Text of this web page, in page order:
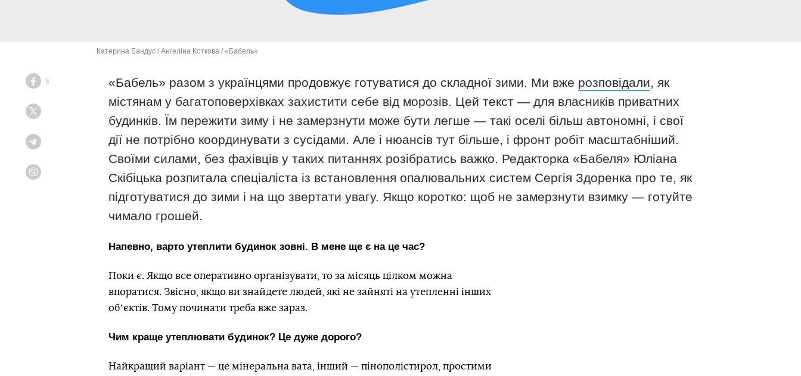
Катерина Бандус / Ангеліна Коткова / «Бабель»
Facebook
6 «Бабель» разом з українцями продовжує готуватися до складної зими. Ми вже розповідали, як
містянам у багатоповерхівках захистити себе від морозів. Цей текст — для власників приватних
будинків. Їм пережити зиму і не замерзнути може бути легше — такі оселі більш автономні, і свої
дії не потрібно координувати з сусідами. Але і нюансів тут більше, і фронт робіт масштабніший.
Своїми силами, без фахівців у таких питаннях розібратись важко. Редакторка «Бабеля» Юліана
Скібіцька розпитала спеціаліста із встановлення опалювальних систем Сергія Здоренка про те, як
підготуватися до зими і на що звертати увагу. Якщо коротко: щоб не замерзнути взимку — готуйте
чимало грошей.
Напевно, варто утеплити будинок зовні. В мене ще є на це час?
Поки є. Якщо все оперативно організувати, то за місяць цілком можна
впоратися. Звісно, якщо ви знайдете людей, які не зайняті на утепленні інших
обʼєктів. Тому починати треба вже зараз.
Чим краще утеплювати будинок? Це дуже дорого?
Найкращий варіант — це мінеральна вата, інший — пінополістирол, простими